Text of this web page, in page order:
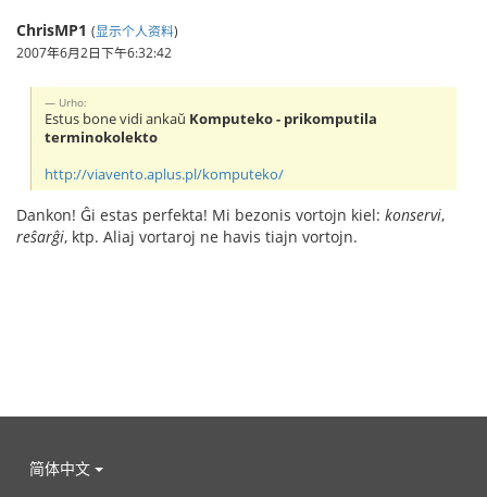
ChrisMP1 (显示个人资料)
2007年6月2日下午6:32:42
Urho:
Estus bone vidi ankaŭ Komputeko - prikomputila
terminokolekto
http://viavento.aplus.pl/komputeko/
Dankon! Ĝi estas perfekta! Mi bezonis vortojn kiel: konservi,
reŝarĝi, ktp. Aliaj vortaroj ne havis tiajn vortojn.
简体中文